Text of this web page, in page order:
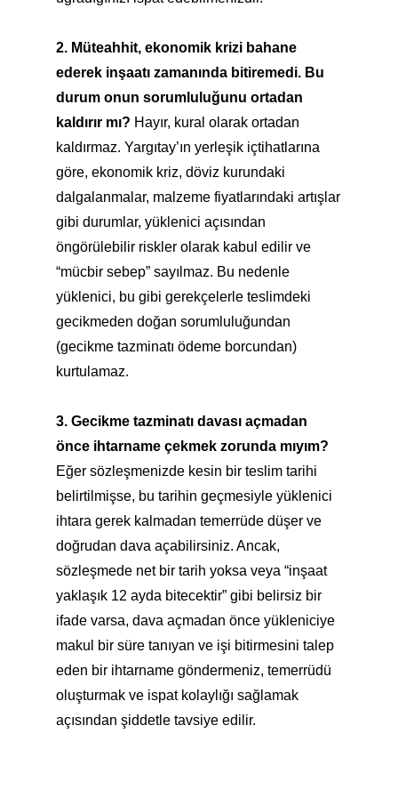
2. Müteahhit, ekonomik krizi bahane
ederek inşaatı zamanında bitiremedi. Bu
durum onun sorumluluğunu ortadan
kaldırır mı? Hayır, kural olarak ortadan
kaldırmaz. Yargıtay’ın yerleşik içtihatlarına
göre, ekonomik kriz, döviz kurundaki
dalgalanmalar, malzeme fiyatlarındaki artışlar
gibi durumlar, yüklenici açısından
öngörülebilir riskler olarak kabul edilir ve
“mücbir sebep” sayılmaz. Bu nedenle
yüklenici, bu gibi gerekçelerle teslimdeki
gecikmeden doğan sorumluluğundan
(gecikme tazminatı ödeme borcundan)
kurtulamaz.
3. Gecikme tazminatı davası açmadan
önce ihtarname çekmek zorunda mıyım?
Eğer sözleşmenizde kesin bir teslim tarihi
belirtilmişse, bu tarihin geçmesiyle yüklenici
ihtara gerek kalmadan temerrüde düşer ve
doğrudan dava açabilirsiniz. Ancak,
sözleşmede net bir tarih yoksa veya “inşaat
yaklaşık 12 ayda bitecektir” gibi belirsiz bir
ifade varsa, dava açmadan önce yükleniciye
makul bir süre tanıyan ve işi bitirmesini talep
eden bir ihtarname göndermeniz, temerrüdü
oluşturmak ve ispat kolaylığı sağlamak
açısından şiddetle tavsiye edilir.